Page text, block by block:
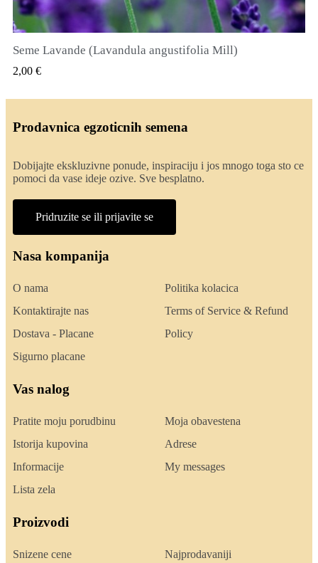
QUICK VIEW
Seme Lavande (Lavandula angustifolia Mill)
2,00 €
Prodavnica egzoticnih semena
Dobijajte ekskluzivne ponude, inspiraciju i jos mnogo toga sto ce
pomoci da vase ideje ozive. Sve besplatno.
Pridruzite se ili prijavite se
Nasa kompanija
O nama
Kontaktirajte nas
Dostava - Placane
Sigurno placane
Politika kolacica
Terms of Service & Refund
Policy
Vas nalog
Pratite moju porudbinu
Istorija kupovina
Informacije
Lista zela
Moja obavestena
Adrese
My messages
Proizvodi
Snizene cene Najprodavaniji